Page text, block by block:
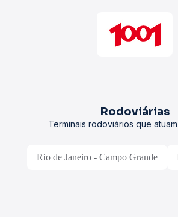
Rodoviárias
Terminais rodoviários que
Rio de Janeiro - Campo Grande